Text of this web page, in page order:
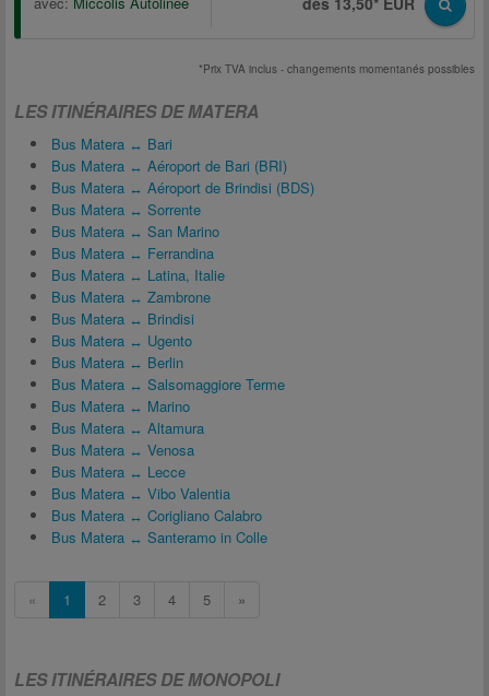
*Prix TVA inclus - changements momentanés possibles
LES ITINÉRAIRES DE MATERA
Bus Matera ↔ Bari
Bus Matera ↔ Aéroport de Bari (BRI)
Bus Matera ↔ Aéroport de Brindisi (BDS)
Bus Matera ↔ Sorrente
Bus Matera ↔ San Marino
Bus Matera ↔ Ferrandina
Bus Matera ↔ Latina, Italie
Bus Matera ↔ Zambrone
Bus Matera ↔ Brindisi
Bus Matera ↔ Ugento
Bus Matera ↔ Berlin
Bus Matera ↔ Salsomaggiore Terme
Bus Matera ↔ Marino
Bus Matera ↔ Altamura
Bus Matera ↔ Venosa
Bus Matera ↔ Lecce
Bus Matera ↔ Vibo Valentia
Bus Matera ↔ Corigliano Calabro
Bus Matera ↔ Santeramo in Colle
« 1 2 3 4 5 »
LES ITINÉRAIRES DE MONOPOLI